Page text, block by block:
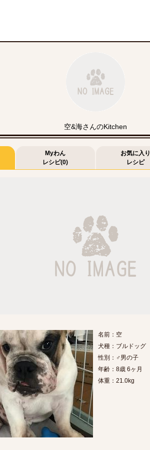
空&海さんのKitchen
Myわん
レシピ(0)
お気に入り
レシピ
名前：空
犬種：ブルドッグ
性別：♂男の子
年齢：8歳 6ヶ月
体重：21.0kg